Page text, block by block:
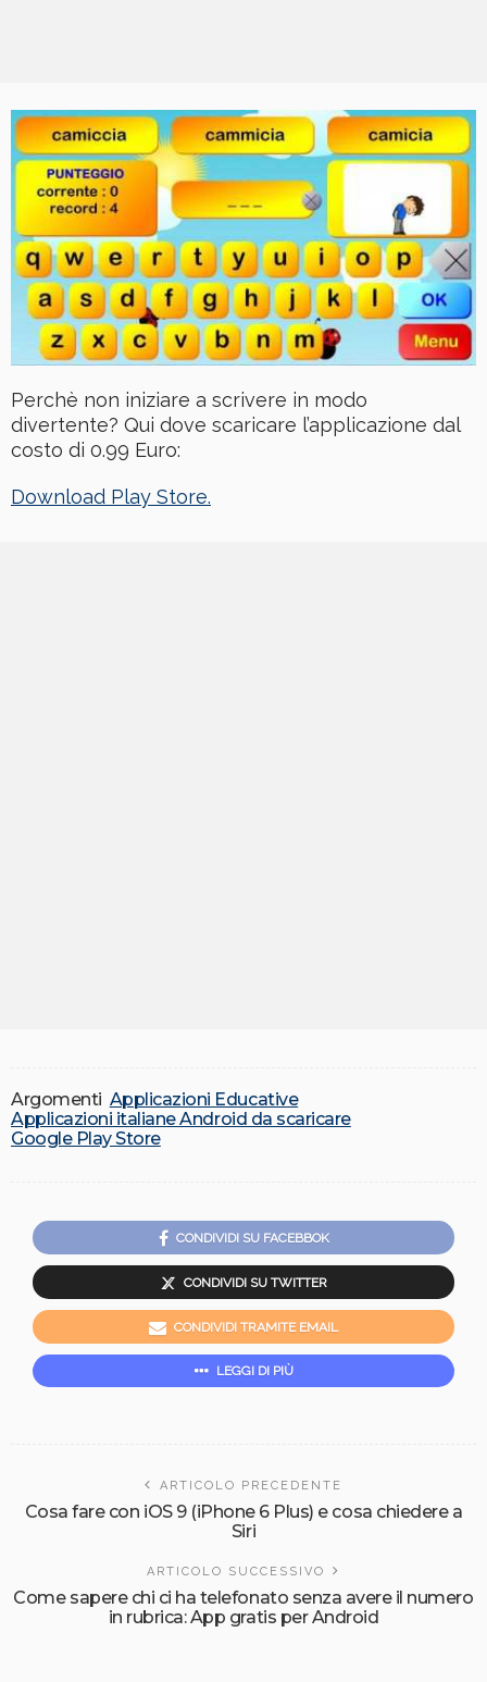
Perchè non iniziare a scrivere in modo
divertente? Qui dove scaricare l’applicazione dal
costo di 0.99 Euro:
Download Play Store.
Argomenti Applicazioni Educative
Applicazioni italiane Android da scaricare
Google Play Store
CONDIVIDI SU FACEBBOK
CONDIVIDI SU TWITTER
CONDIVIDI TRAMITE EMAIL
LEGGI DI PIÙ
ARTICOLO PRECEDENTE
Cosa fare con iOS 9 (iPhone 6 Plus) e cosa chiedere a
Siri
ARTICOLO SUCCESSIVO
Come sapere chi ci ha telefonato senza avere il numero
in rubrica: App gratis per Android